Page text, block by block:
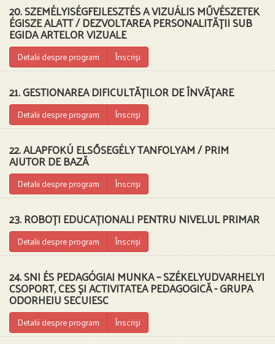
20. SZEMÉLYISÉGFEJLESZTÉS A VIZUÁLIS MŰVÉSZETEK
ÉGISZE ALATT / DEZVOLTAREA PERSONALITĂȚII SUB
EGIDA ARTELOR VIZUALE
Detalii despre program Înscriși
21. GESTIONAREA DIFICULTĂȚILOR DE ÎNVĂȚARE
Detalii despre program Înscriși
22. ALAPFOKÚ ELSŐSEGÉLY TANFOLYAM / PRIM
AJUTOR DE BAZĂ
Detalii despre program Înscriși
23. ROBOȚI EDUCAȚIONALI PENTRU NIVELUL PRIMAR
Detalii despre program Înscriși
24. SNI ÉS PEDAGÓGIAI MUNKA – SZÉKELYUDVARHELYI
CSOPORT, CES ȘI ACTIVITATEA PEDAGOGICĂ - GRUPA
ODORHEIU SECUIESC
Detalii despre program Înscriși